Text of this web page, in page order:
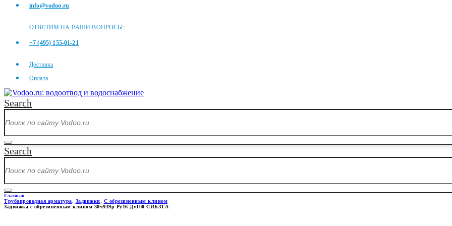
info@vodoo.ru
ОТВЕТИМ НА ВАШИ ВОПРОСЫ:
+7 (495) 155-01-21
Доставка
Оплата
Search
Search
Главная
Трубопроводная арматура, Задвижки, С обрезиненным клином
Задвижка с обрезиненным клином 30ч939р Ру16 Ду100 СИБЗТА